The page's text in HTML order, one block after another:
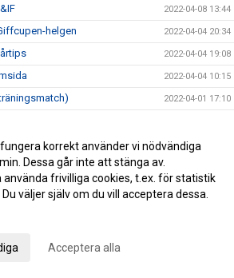
2022-04-08 13:44
helgen 2022-04-04 20:34
2022-04-04 19:08
2022-04-04 10:15
2022-04-01 17:10
2022-03-24 12:27
2022-03-15 08:41
2022-03-12 10:50
– nyheterna från
korrekt använder vi nödvändiga
Dessa går inte att stänga av.
använda frivilliga cookies, t.ex. för statistik
väljer själv om du vill acceptera dessa.
Acceptera alla